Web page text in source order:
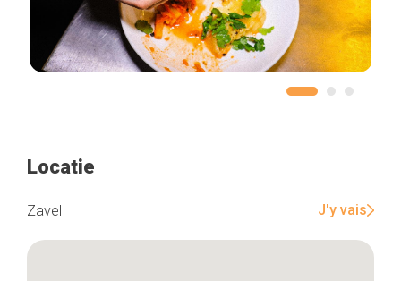
Locatie
Zavel J'y vais